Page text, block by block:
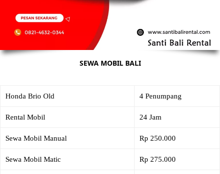
SEWA MOBIL BALI
Honda Brio Old 4 Penumpang
Rental Mobil 24 Jam
Sewa Mobil Manual Rp 250.000
Sewa Mobil Matic Rp 275.000